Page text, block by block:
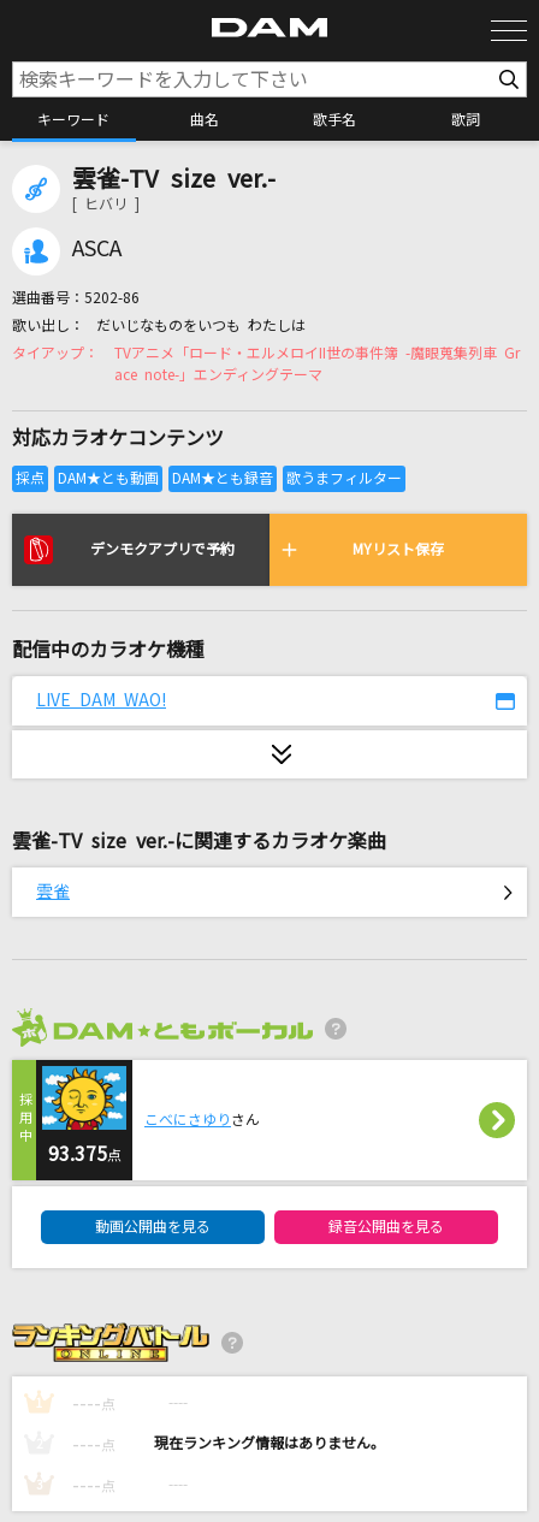
キーワード 曲名 歌手名 歌詞
カラオケ検索
カラオケリクエスト
全国りれき
リアルタイムで歌われている曲の一覧
Caravan
チャンカパーナ
DARMA GRAND PRIX
Official髭男dism
天国
[生音]手紙
back number
そばかす
JUDY AND MARY
ライラック
Mrs. GREEN APPLE
[生音]サウダージ
ポルノグラフィティ
雲雀-TV size ver.-
[ ヒバリ ]
ASCA
選曲番号： 5202-86
だいじなものをいつも わたしは
TVアニメ「ロード・エルメロイII世の事件簿 -魔眼蒐集列車 Gr
ace note-」エンディングテーマ
対応カラオケコンテンツ
デンモクアプリで予約 MYリスト保存
配信中のカラオケ機種
LIVE DAM WAO!
雲雀-TV size ver.-に関連するカラオケ楽曲
雲雀
93.375点
こべにさゆり さん
動画公開曲を見る 録音公開曲を見る
1 ---- 点 ----
---- 点 ----
3 ---- 点 ----